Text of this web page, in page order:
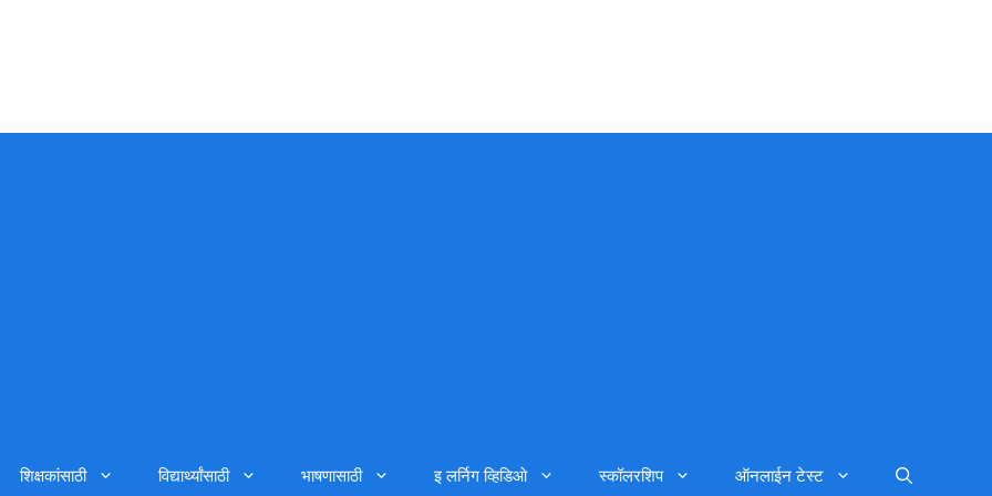
शिक्षकांसाठी विद्यार्थ्यांसाठी भाषणासाठी इ लर्निग व्हिडिओ स्कॉलरशिप ऑनलाईन टेस्ट